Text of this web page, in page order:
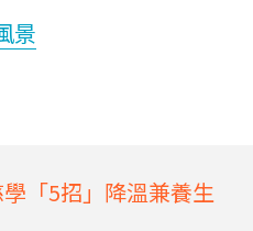
景
「5招」降溫兼養生